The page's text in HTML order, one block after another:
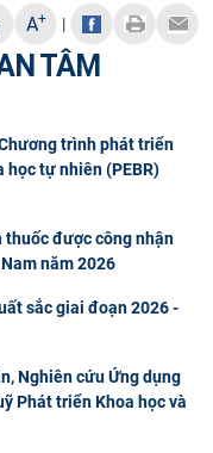
A+ |
TÂM
trình phát triển
học tự nhiên (PEBR)
thuốc được công nhận
năm 2026
sắc giai đoạn 2026 -
Nghiên cứu Ứng dụng
Phát triển Khoa học và